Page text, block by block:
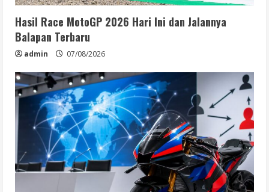
Hasil Race MotoGP 2026 Hari Ini dan Jalannya
Balapan Terbaru
admin 07/08/2026